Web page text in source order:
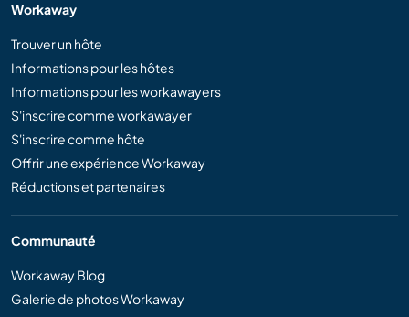
Workaway
Trouver un hôte
Informations pour les hôtes
Informations pour les workawayers
S'inscrire comme workawayer
S'inscrire comme hôte
Offrir une expérience Workaway
Réductions et partenaires
Communauté
Workaway Blog
Galerie de photos Workaway